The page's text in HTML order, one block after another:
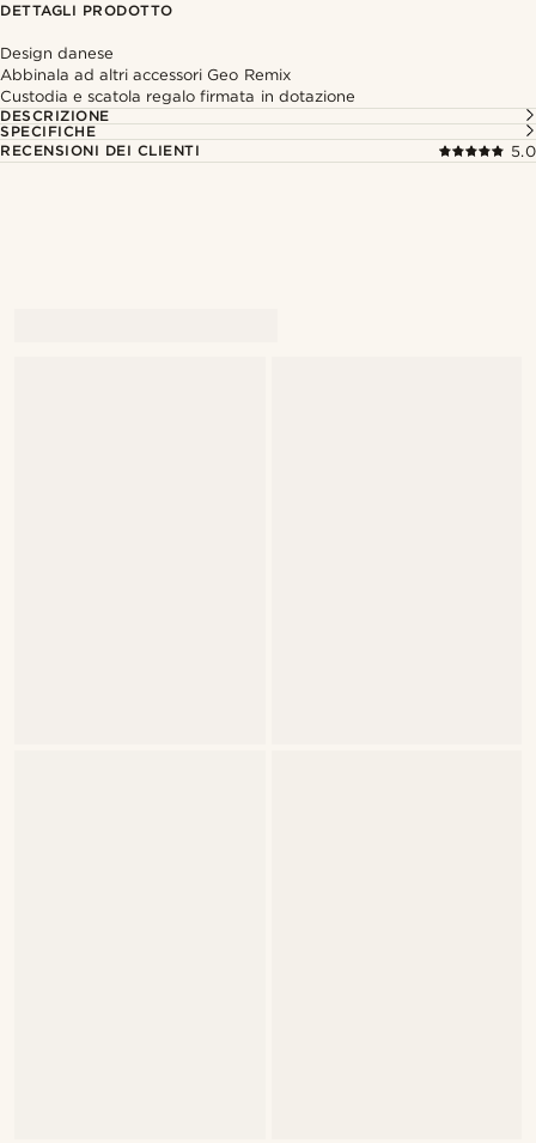
DETTAGLI PRODOTTO
Design danese
Abbinala ad altri accessori Geo Remix
Custodia e scatola regalo firmata in dotazione
DESCRIZIONE
SPECIFICHE
RECENSIONI DEI CLIENTI
5.0